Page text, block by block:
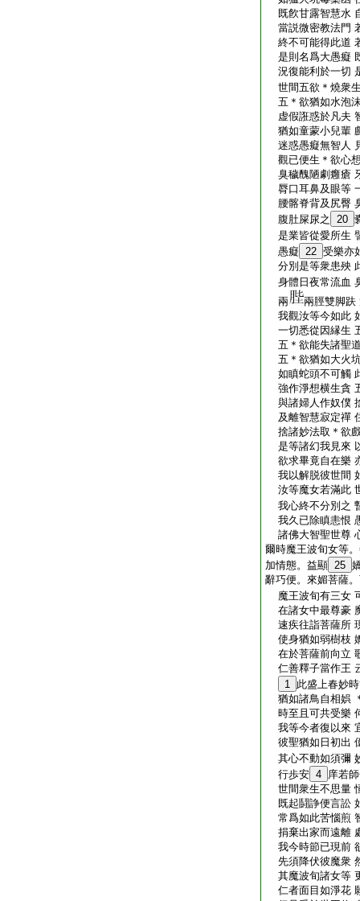
既飮甘露智慧水
當説微密教法門
終不可能得此道
是則名爲大愚癡
況復能利於一切
世間五欲＊燒衆
五＊欲猶如水泡
虚假誑惑於凡夫
猶如童蒙小兒輩
迷惑愚癡無智人
觀已便生＊欲心
臭穢醜陋劇癰瘡
脣口耳鼻及眼等
腰髂脊背及尻臀
腹肚屎尿之
20
是業皆從愛所生
愚癡 22 受樂亦
分別是等衆患殃
身體日夜常流血
兩
兩脛雙脚趺
我觀汝等今如此
一切悉從因縁生
五＊欲能失諸聖
五＊欲猶如大火
如瞋蛇頭不可觸
強作淨想横生貪
與諸婦人作奴僕
及離智慧寂定禪
捨諸妙法取＊欲
是等諸幻我見來
欲求畢竟自在樂
我以解脱彼世間
汝等魔女若滿此
我心終不分別之
我久已除瞋恚恨
諸佛大智聖世尊
爾時魔王波旬女等
加情態。益顯 25
辭巧便。來媚菩薩
魔王波旬有三女
在諸女中最尊豪
速疾往詣菩薩所
使身猶如弱樹枝
在於菩薩前向立
仁善釋子當作王
1 此盛上春妙
猶如諸鳥自相娯
時至且可共受樂
我等今者復以來
彼聖猶如日初出
其心不動如須彌
行歩安 4 庠若
世間衆生不思量
既起鬪諍便言訟
常爲如此苦惱煎
捐棄出家而遠離
我今時節已現前
先須降伏彼魔衆
其魔波旬諸女等
仁者面目如淨花